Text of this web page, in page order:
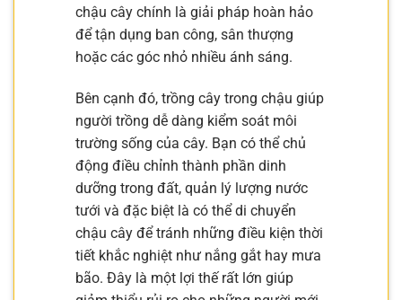
chậu cây chính là giải pháp hoàn hảo
để tận dụng ban công, sân thượng
hoặc các góc nhỏ nhiều ánh sáng.
Bên cạnh đó, trồng cây trong chậu giúp
người trồng dễ dàng kiểm soát môi
trường sống của cây. Bạn có thể chủ
động điều chỉnh thành phần dinh
dưỡng trong đất, quản lý lượng nước
tưới và đặc biệt là có thể di chuyển
chậu cây để tránh những điều kiện thời
tiết khắc nghiệt như nắng gắt hay mưa
bão. Đây là một lợi thế rất lớn giúp